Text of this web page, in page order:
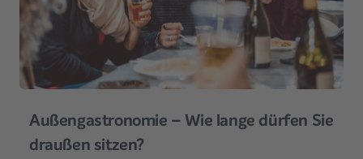
Außengastronomie – Wie lange dürfen Sie
draußen sitzen?